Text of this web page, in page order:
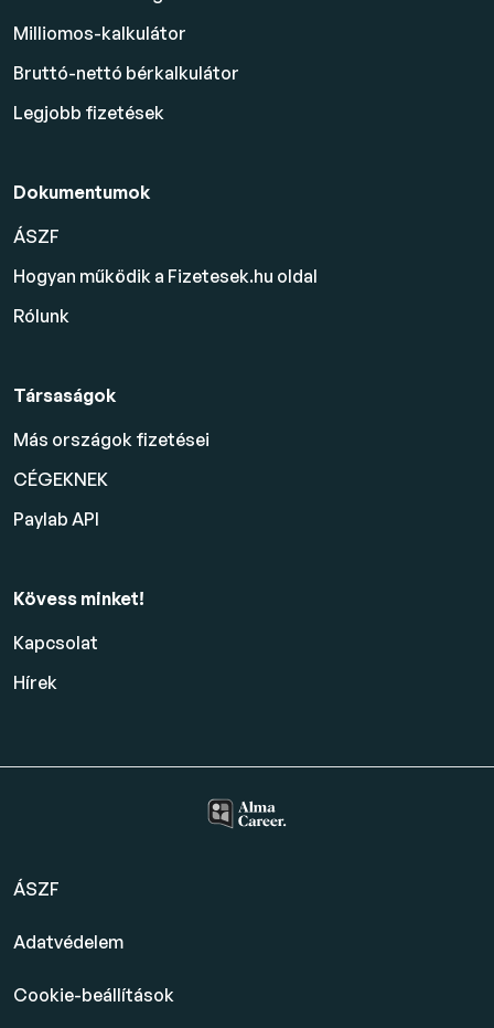
Milliomos-kalkulátor
Bruttó-nettó bérkalkulátor
Legjobb fizetések
Dokumentumok
ÁSZF
Hogyan működik a Fizetesek.hu oldal
Rólunk
Társaságok
Más országok fizetései
CÉGEKNEK
Paylab API
Kövess minket!
Kapcsolat
Hírek
ÁSZF
Adatvédelem
Cookie-beállítások